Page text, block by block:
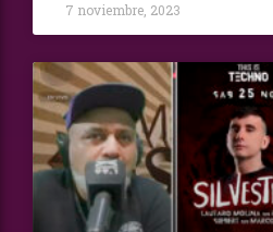
7 noviembre, 2023